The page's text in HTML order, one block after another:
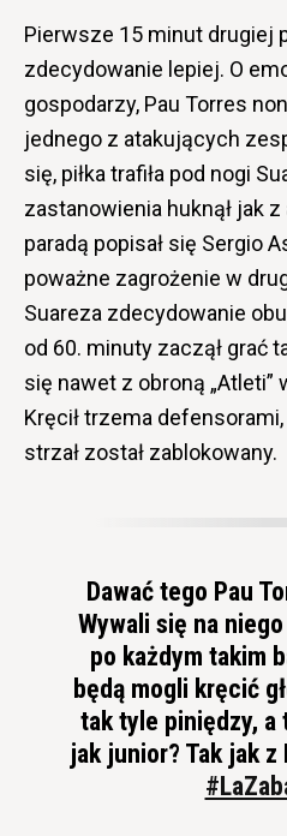
Pierwsze 15 minut drugiej
zdecydowanie lepiej. O
gospodarzy, Pau Torres
jednego z atakujących
się, piłka trafiła pod nogi
zastanowienia huknął jak
paradą popisał się Sergio
poważne zagrożenie w
Suareza zdecydowanie
od 60. minuty zaczął grać
się nawet z obroną „Atleti”
Kręcił trzema
strzał został zablokowany.
Dawać tego Pau
Wywali się na
po każdym takim
będą mogli kręcić
tak tyle piniędzy, a
jak junior? Tak jak z